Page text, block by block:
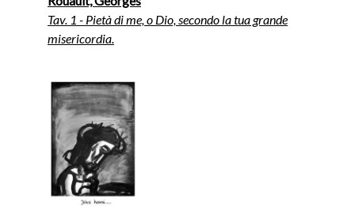
Tav. 1 - Pietà di me, o Dio, secondo la tua grande
misericordia.